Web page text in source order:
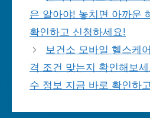
은 알아야! 놓치면 아까운
확인하고 신청하세요!
보건소 모바일 헬스케
격 조건 맞는지 확인해보
수 정보 지금 바로 확인하